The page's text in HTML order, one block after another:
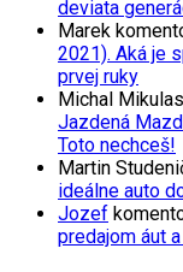
deviata
Marek
2021). Aká je
prvej ruky
Michal
Jazdená
Toto nechceš!
Martin
ideálne auto
Jozef
predajom áut